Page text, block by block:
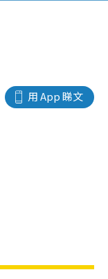
用 App 睇文